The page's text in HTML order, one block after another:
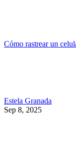
Cómo rastrear un
Estela Granada
Sep 8, 2025